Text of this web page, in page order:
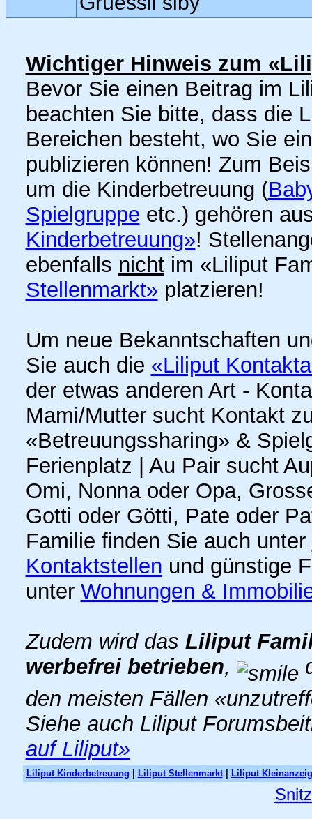
Wichtiger Hinweis zum
Bevor Sie einen Beitrag im
beachten Sie bitte, dass die
Bereichen besteht, wo Sie
publizieren können! Zum
um die Kinderbetreuung (
Spielgruppe etc.) gehören
Kinderbetreuung»!
ebenfalls nichtim «Liliput
Stellenmarkt» platzieren!
Um neue Bekanntschaften
Sie auch die «Liliput
der etwas anderen Art -
Mami/Mutter sucht Kontakt
«Betreuungssharing» &
Ferienplatz | Au Pair sucht
Omi, Nonna oder Opa,
Gotti oder Götti, Pate oder
Familie finden Sie auch unter
Kontaktstellen und günstige
unter Wohnungen &
Zudem wird das Liliput
werbefrei betrieben,
den meisten Fällen
Siehe auch Liliput
auf Liliput»
Liliput Kinderbetreuung Liliput Stellenmarkt| Liliput